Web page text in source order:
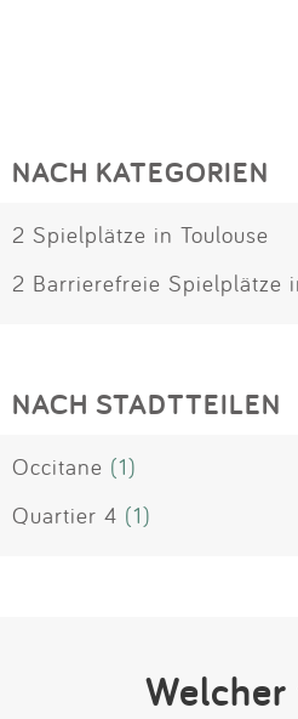
NACH KATEGORIEN
2 Spielplätze in Toulouse
2 Barrierefreie Spielplätze
NACH STADTTEILEN
Occitane (1)
Quartier 4 (1)